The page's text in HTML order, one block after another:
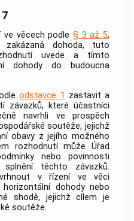
ve věcech podle§ 3 až 5,
zakázaná dohoda, tuto
uvede a tímto
dohody do budoucna
odstavce 1 zastavit a
závazků, které účastníci
navrhli ve prospěch
soutěže, jejichž
obavy z jejího možného
rozhodnutí může Úřad
nebo povinnosti
těchto závazků.
v řízení ve věci
horizontální dohody nebo
shodě, jejichž cílem je
soutěže.